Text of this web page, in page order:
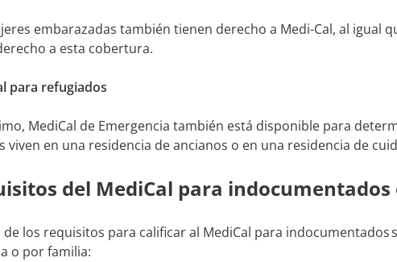
embarazadas también tienen derecho a Medi-Cal, al igual
a esta cobertura.
para refugiados
MediCal de Emergencia también está disponible para
viven en una residencia de ancianos o en una residencia de
del MediCal para
los requisitos para calificar al MediCal para
o por familia: